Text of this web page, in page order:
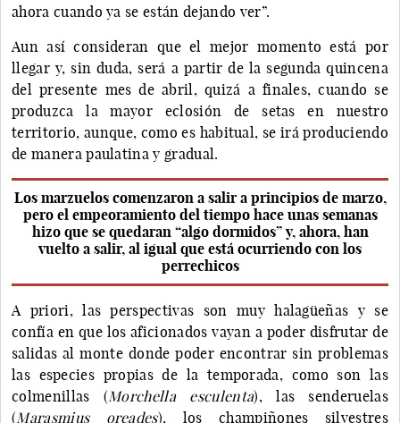
ahora cuando ya se están dejando ver”.
Aun así consideran que el mejor momento está por
llegar y, sin duda, será a partir de la segunda quincena
del presente mes de abril, quizá a finales, cuando se
produzca la mayor eclosión de setas en nuestro
territorio, aunque, como es habitual, se irá produciendo
de manera paulatina y gradual.
Los marzuelos comenzaron a salir a principios de marzo,
pero el empeoramiento del tiempo hace unas semanas
hizo que se quedaran “algo dormidos” y, ahora, han
vuelto a salir, al igual que está ocurriendo con los
perrechicos
A priori, las perspectivas son muy halagüeñas y se
confía en que los aficionados vayan a poder disfrutar de
salidas al monte donde poder encontrar sin problemas
las especies propias de la temporada, como son las
colmenillas (Morchella esculenta), las senderuelas
(Marasmius oreades), los champiñones silvestres